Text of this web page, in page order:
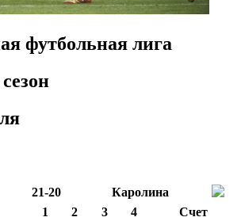
футбольная лига
21-20
Каролина
1 2 3 4
Счет